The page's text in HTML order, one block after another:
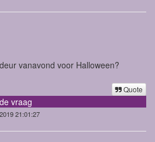
vanavond voor Halloween?
Quote
vraag
21:01:27